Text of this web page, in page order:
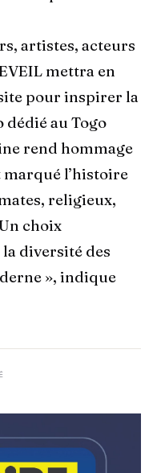
artistes, acteurs
mettra en
pour inspirer la
au Togo
rend hommage
l’histoire
religieux,
choix
diversité des
», indique